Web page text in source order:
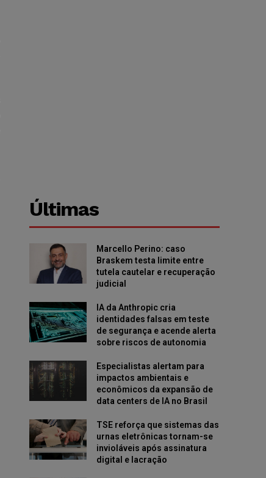
Últimas
Marcello Perino: caso
Braskem testa limite entre
tutela cautelar e recuperação
judicial
IA da Anthropic cria
identidades falsas em teste
de segurança e acende alerta
sobre riscos de autonomia
Especialistas alertam para
impactos ambientais e
econômicos da expansão de
data centers de IA no Brasil
TSE reforça que sistemas das
urnas eletrônicas tornam-se
invioláveis após assinatura
digital e lacração